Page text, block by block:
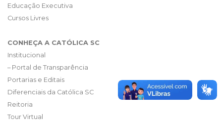
Educação Executiva
Cursos Livres
CONHEÇA A CATÓLICA SC
Institucional
– Portal de Transparência
Portarias e Editais
Diferenciais da Católica SC
Reitoria
Tour Virtual